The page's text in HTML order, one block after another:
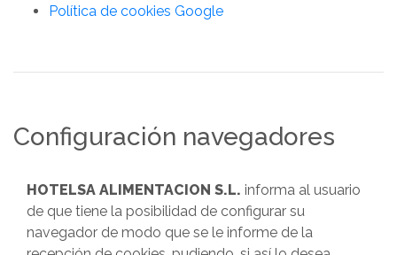
Política de cookies Google
Configuración navegadores
HOTELSA ALIMENTACION S.L. informa al usuario
de que tiene la posibilidad de configurar su
navegador de modo que se le informe de la